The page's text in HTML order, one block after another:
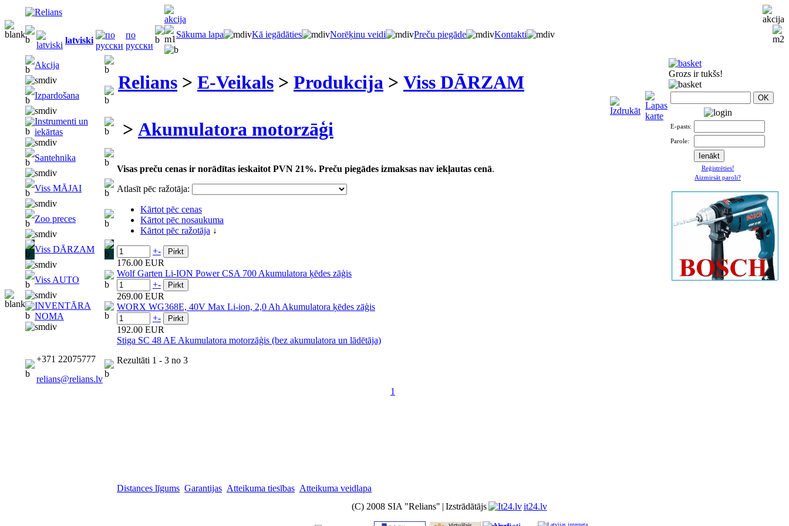
latviski
по
русски
Sākuma lapa Kā iegādāties Norēķinu veidi Preču piegāde Kontakti
Akcija
Izpardošana
Instrumenti un
iekārtas
Santehnika
Viss MĀJAI
Zoo preces
Viss DĀRZAM
Viss AUTO
INVENTĀRA
NOMA
+371 22075777
relians@relians.lv
Relians > E-Veikals > Produkcija > Viss DĀRZAM
> Akumulatora motorzāģi
Visas preču cenas ir norādītas ieskaitot PVN 21%. Preču piegādes izmaksas nav iekļautas cenā.
Atlasīt pēc ražotāja:
Kārtot pēc cenas
Kārtot pēc nosaukuma
Kārtot pēc ražotāja ↓
+-
176.00 EUR
Wolf Garten Li-ION Power CSA 700 Akumulatora ķēdes zāģis
+-
269.00 EUR
WORX WG368E, 40V Max Li-ion, 2,0 Ah Akumulatora ķēdes zāģis
+-
192.00 EUR
Stiga SC 48 AE Akumulatora motorzāģis (bez akumulatora un lādētāja)
Rezultāti 1 - 3 no 3
1
Grozs ir tukšs!
E-pasts:
Parole:
Reģistrēties!
Aizmirsāt paroli?
Distances līgums Garantijas Atteikuma tiesības Atteikuma veidlapa
(C) 2008 SIA "Relians" | Izstrādātājs
it24.lv